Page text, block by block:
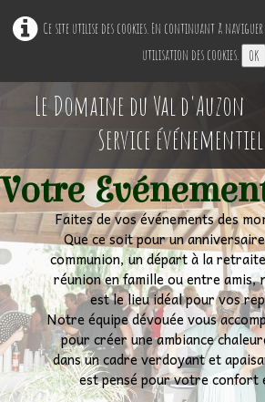
Ce site utilise des cookies. En continuant à
utilisation des cookies. OK
Le Domaine du Val d'Auzon
Service événementiel
Accueil
Restaurant Ephémère▼
Nos Espaces▼
Professionnels ▼
Particuliers▼
Votre
Faites de vos événements des
Que ce soit pour un
communion, un départ à la
réunion en famille ou entre amis,
est le lieu idéal pour vos
Notre équipe dévouée vous
pour créer une ambiance
dans un cadre verdoyant et
est pensé pour votre